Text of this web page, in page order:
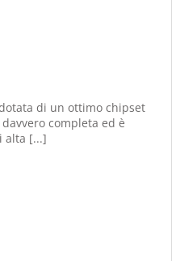
di un ottimo chipset
completa ed è
alta [...]